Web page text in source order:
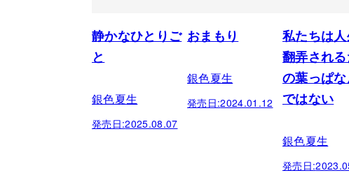
静かなひとりご
と
銀色夏生
発売日:2025.08.07
おまもり
銀色夏生
発売日:2024.01.12
私たちは人
翻弄され
の葉っぱ
ではない
銀色夏生
発売日: